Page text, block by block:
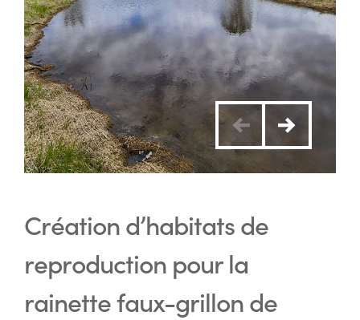
Création d’habitats de
reproduction pour la
rainette faux-grillon de